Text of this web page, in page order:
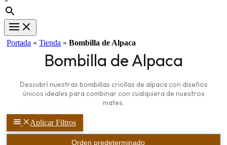
Portada » Tienda » Bombilla de Alpaca
Bombilla de Alpaca
Descubrí nuestras bombillas criollas de alpaca con diseños
únicos ideales para combinar con cualquiera de nuestros
mates.
Aplicar Filtros